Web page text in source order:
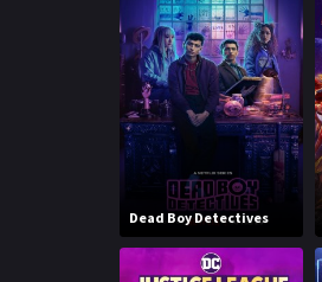
Dead Boy Detectives